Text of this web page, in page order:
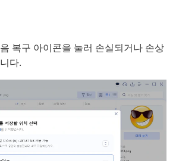
복구 아이콘을 눌러 손실되거나 손상
다.